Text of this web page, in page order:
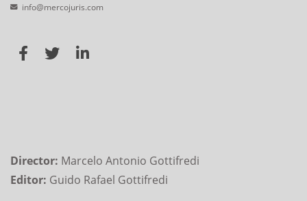
info@mercojuris.com
Director: Marcelo Antonio Gottifredi
Editor: Guido Rafael Gottifredi